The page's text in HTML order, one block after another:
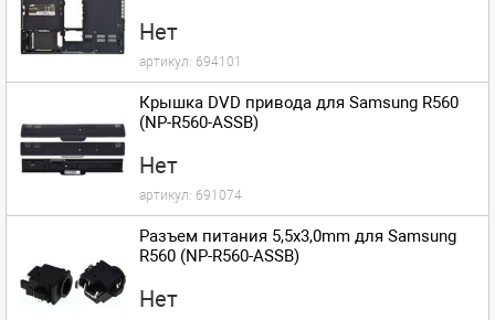
Нет
артикул: 694101
Крышка DVD привода для Samsung R560
(NP-R560-ASSB)
Нет
артикул: 691074
Разъем питания 5,5x3,0mm для Samsung
R560 (NP-R560-ASSB)
Нет